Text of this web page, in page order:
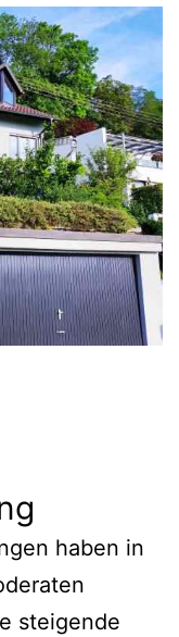
haben in
steigende